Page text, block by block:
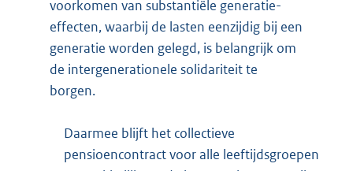
voorkomen van substantiële generatie-
effecten, waarbij de lasten eenzijdig bij een
generatie worden gelegd, is belangrijk om
de intergenerationele solidariteit te
borgen.
Daarmee blijft het collectieve
pensioencontract voor alle leeftijdsgroepen